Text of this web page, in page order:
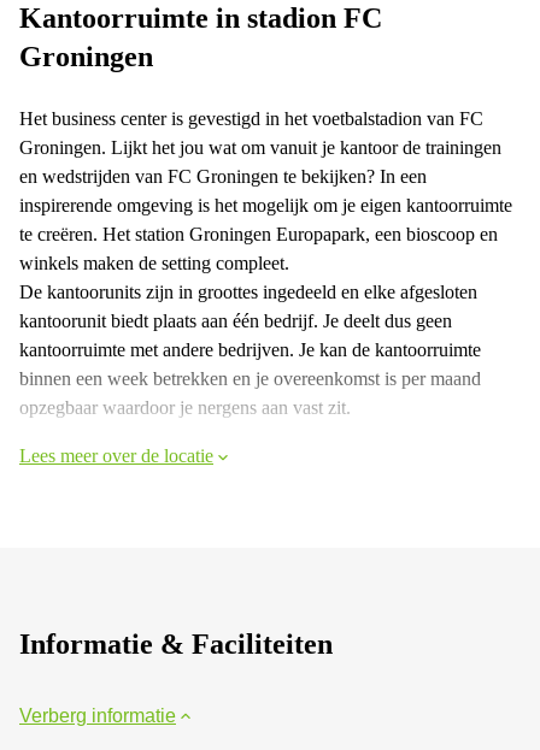
Kantoorruimte in stadion FC
Groningen
Het business center is gevestigd in het voetbalstadion van FC
Groningen. Lijkt het jou wat om vanuit je kantoor de trainingen
en wedstrijden van FC Groningen te bekijken? In een
inspirerende omgeving is het mogelijk om je eigen kantoorruimte
te creëren. Het station Groningen Europapark, een bioscoop en
winkels maken de setting compleet.
De kantoorunits zijn in groottes ingedeeld en elke afgesloten
kantoorunit biedt plaats aan één bedrijf. Je deelt dus geen
kantoorruimte met andere bedrijven. Je kan de kantoorruimte
binnen een week betrekken en je overeenkomst is per maand
opzegbaar waardoor je nergens aan vast zit.
Lees meer over de locatie
Informatie & Faciliteiten
Verberg informatie